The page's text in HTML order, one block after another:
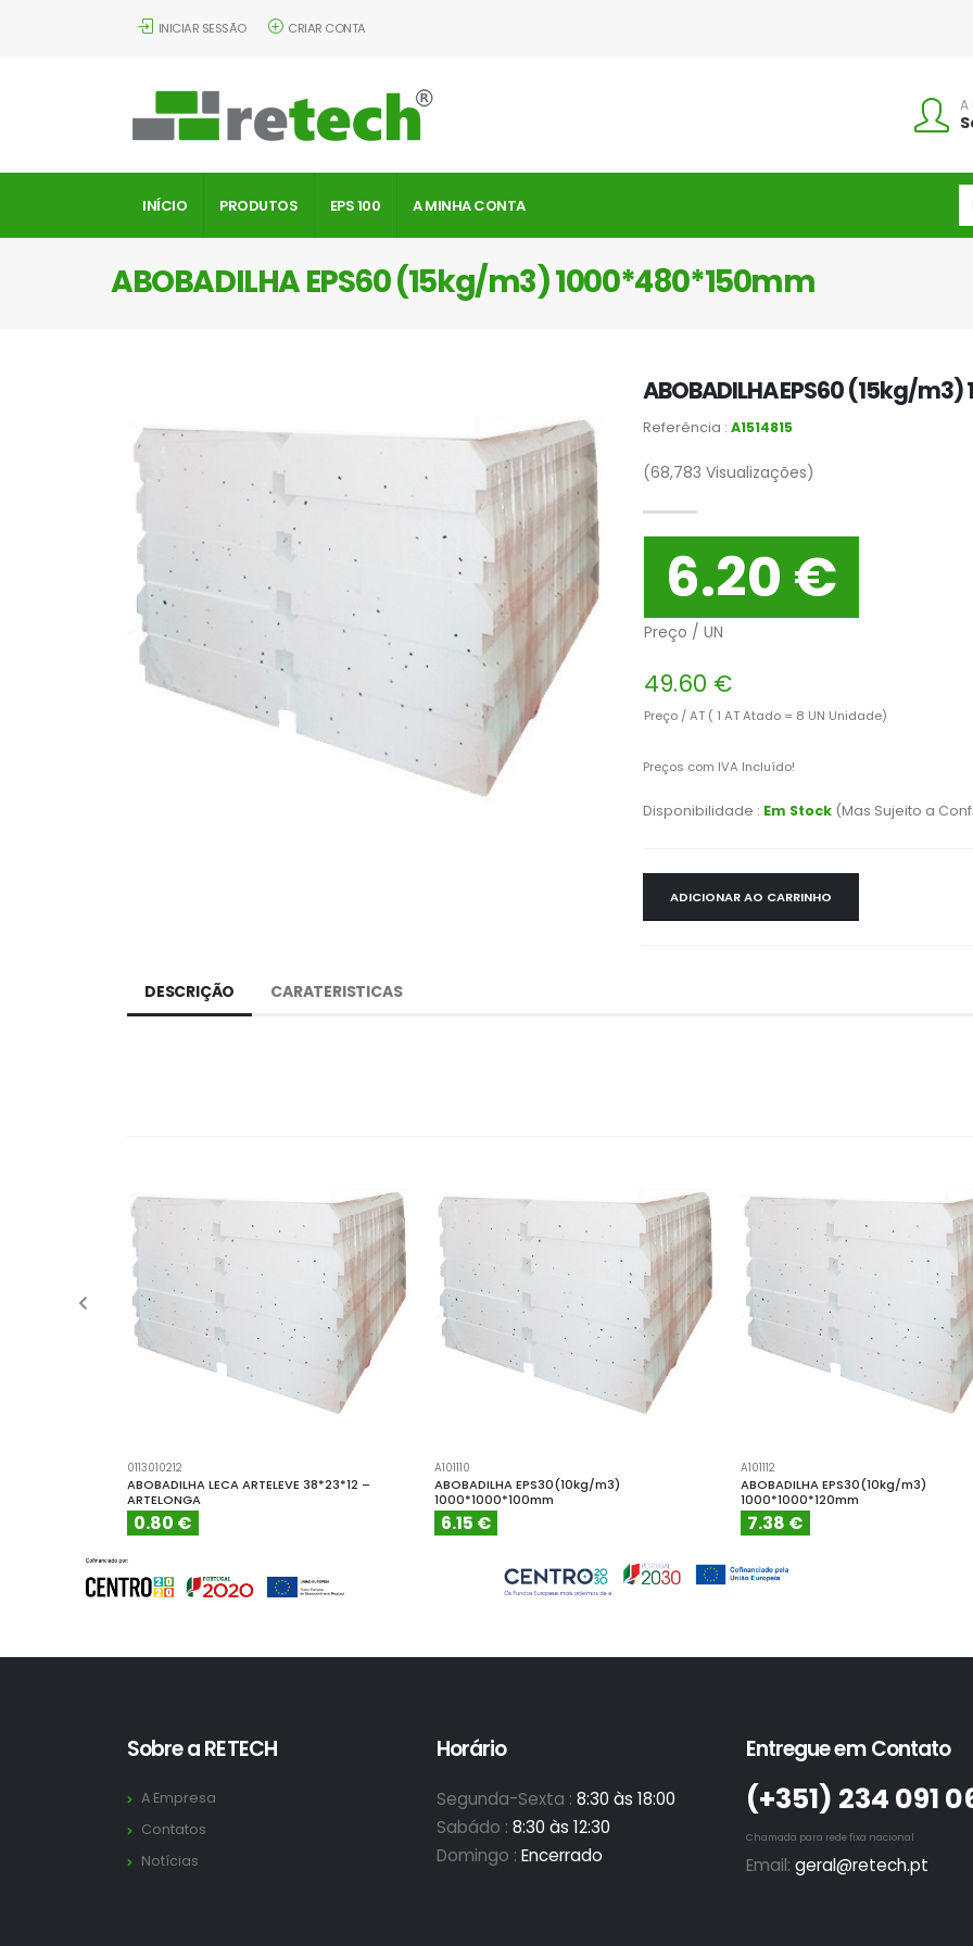
INICIAR SESSÃO CRIAR CONTA
A
INÍCIO PRODUTOS EPS 100 A MINHA CONTA
ABOBADILHA EPS60 (15kg/m3) 1000*480*150mm
ABOBADILHA EPS60 (15kg/
Referência : A1514815
(68,783 Visualizações)
6.20 €
Preço / UN
49.60 €
Preço / AT ( 1 AT Atado = 8 UN Unidade)
Preços com IVA Incluído!
Disponibilidade : Em Stock (Mas Sujeito a
ADICIONAR AO CARRINHO
DESCRIÇÃO CARATERISTICAS
0113010212
ABOBADILHA LECA ARTELEVE 38*23*12 –
ARTELONGA
0.80 €
A101110
ABOBADILHA EPS30(10kg/m3)
1000*1000*100mm
6.15 €
A101112
ABOBADILHA EPS30(10kg/m3)
1000*1000*120mm
7.38 €
Sobre a RETECH
A Empresa
Contatos
Notícias
Horário
Segunda-Sexta : 8:30 às 18:00
Sabádo : 8:30 às 12:30
Domingo : Encerrado
Entregue em Contato
(+351)­ 234 091
Chamada para rede fixa nacional
Email: geral@retech.pt